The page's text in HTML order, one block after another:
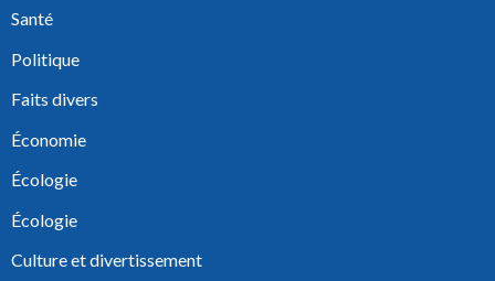
Santé
Politique
Faits divers
Économie
Écologie
Écologie
Culture et divertissement